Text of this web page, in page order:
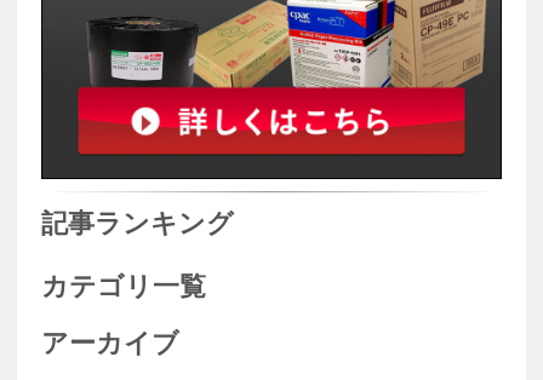
記事ランキング
カテゴリ一覧
アーカイブ